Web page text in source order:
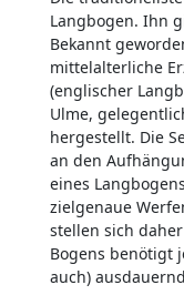
Langbogen. Ihn
Bekannt
mittelalterliche
(englischer
Ulme,
hergestellt. Die
an den
eines
zielgenaue
stellen sich
Bogens benötigt
auch)